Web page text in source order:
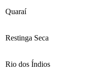
Quaraí
Restinga Seca
Rio dos Índios